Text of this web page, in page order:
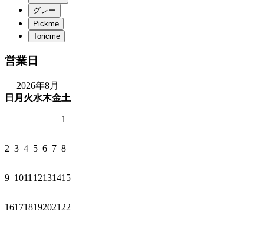
営業日
2026年8月
日 月 火水木金土
1
2 3 4 5 6 7 8
9 1011 12131415
161718192021 22